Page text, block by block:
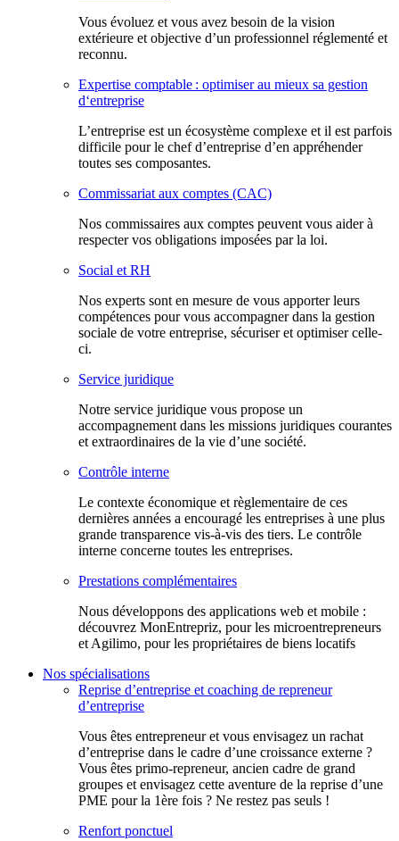
Vous évoluez et vous avez besoin de la vision
extérieure et objective d’un professionnel réglementé et
reconnu.
Expertise comptable : optimiser au mieux sa gestion
d‘entreprise
L’entreprise est un écosystème complexe et il est parfois
difficile pour le chef d’entreprise d’en appréhender
toutes ses composantes.
Commissariat aux comptes (CAC)
Nos commissaires aux comptes peuvent vous aider à
respecter vos obligations imposées par la loi.
Social et RH
Nos experts sont en mesure de vous apporter leurs
compétences pour vous accompagner dans la gestion
sociale de votre entreprise, sécuriser et optimiser celle-
ci.
Service juridique
Notre service juridique vous propose un
accompagnement dans les missions juridiques courantes
et extraordinaires de la vie d’une société.
Contrôle interne
Le contexte économique et règlementaire de ces
dernières années a encouragé les entreprises à une plus
grande transparence vis-à-vis des tiers. Le contrôle
interne concerne toutes les entreprises.
Prestations complémentaires
Nous développons des applications web et mobile :
découvrez MonEntrepriz, pour les microentrepreneurs
et Agilimo, pour les propriétaires de biens locatifs
Nos spécialisations
Reprise d’entreprise et coaching de repreneur
d’entreprise
Vous êtes entrepreneur et vous envisagez un rachat
d’entreprise dans le cadre d’une croissance externe ?
Vous êtes primo-repreneur, ancien cadre de grand
groupes et envisagez cette aventure de la reprise d’une
PME pour la 1ère fois ? Ne restez pas seuls !
Renfort ponctuel